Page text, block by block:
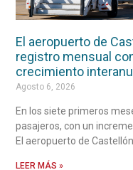
El aeropuerto de
registro mensual
crecimiento
Agosto 6, 2026
En los siete primeros
pasajeros, con un
El aeropuerto de
LEER MÁS »